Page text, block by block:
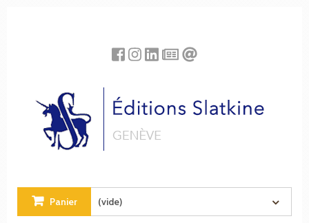
Panier (vide)